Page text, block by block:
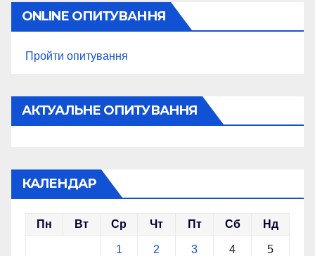
ONLINE ОПИТУВАННЯ
Пройти опитування
АКТУАЛЬНЕ ОПИТУВАННЯ
КАЛЕНДАР
Пн Вт Ср Чт Пт Сб Нд
1 2 3 4 5